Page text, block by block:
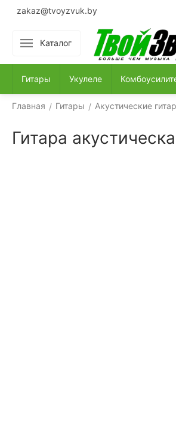
zakaz@tvoyzvuk.by
Каталог
Гитары Укулеле
Главная / Гитары / Акустические
Гитара